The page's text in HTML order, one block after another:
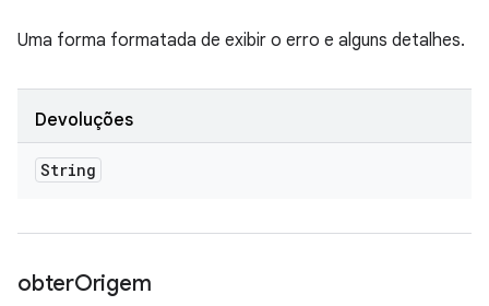
Uma forma formatada de exibir o erro e alguns detalhes.
Devoluções
String
obterOrigem